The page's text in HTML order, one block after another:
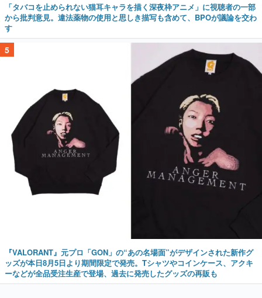
「タバコを止められない猫耳キャラを描く深夜枠アニメ」に視聴者の一部
から批判意見。違法薬物の使用と思しき描写も含めて、BPOが議論を交わ
す
5
『VALORANT』元プロ「GON」の“あの名場面”がデザインされた新作グ
ッズが本日8月5日より期間限定で発売。Tシャツやコインケース、アクキ
ーなどが全品受注生産で登場、過去に発売したグッズの再販も